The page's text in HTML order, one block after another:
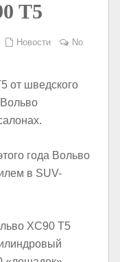
T5
Новости
No
от шведского
года Вольво
в SUV-
XC90 T5